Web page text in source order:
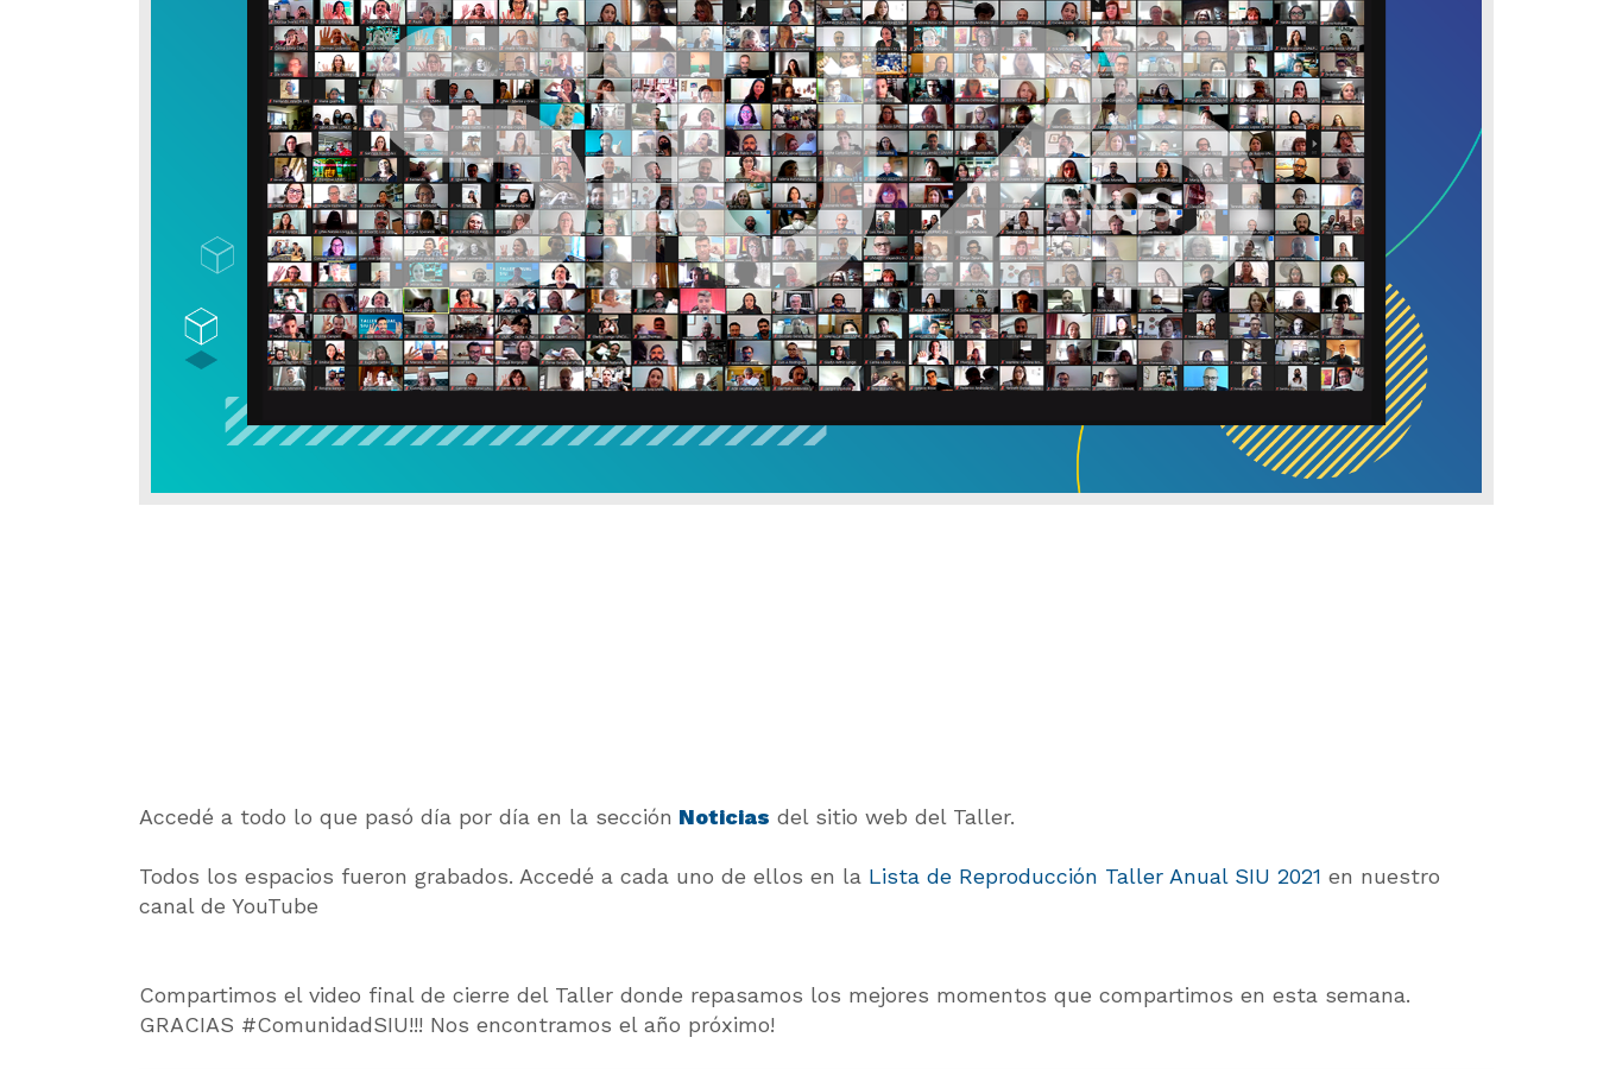
Accedé a todo lo que pasó día por día en la sección Noticias del sitio web del Taller.
Todos los espacios fueron grabados. Accedé a cada uno de ellos en la Lista de Reproducción Taller Anual SIU 2021 en nuestro
canal de YouTube
Compartimos el video final de cierre del Taller donde repasamos los mejores momentos que compartimos en esta semana.
GRACIAS #ComunidadSIU!!! Nos encontramos el año próximo!